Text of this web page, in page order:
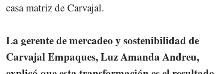
casa matriz de Carvajal.
La gerente de mercadeo y sostenibilidad de
Carvajal Empaques, Luz Amanda Andreu,